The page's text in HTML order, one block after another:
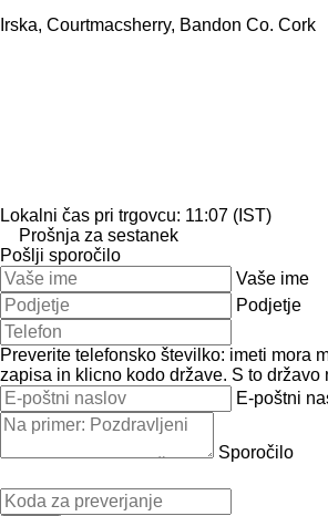
Irska, Courtmacsherry, Bandon Co. Cork
Lokalni čas pri trgovcu: 11:07 (IST)
Prošnja za sestanek
Pošlji sporočilo
Vaše ime
Podjetje
Preverite telefonsko številko: imeti mora
zapisa in klicno kodo države. S to državo
E-poštni
Sporočilo